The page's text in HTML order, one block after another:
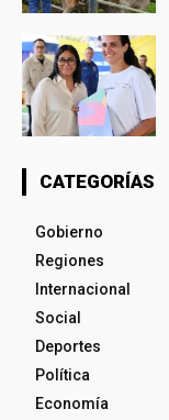
CATEGORÍAS
Gobierno
Regiones
Internacional
Social
Deportes
Política
Economía